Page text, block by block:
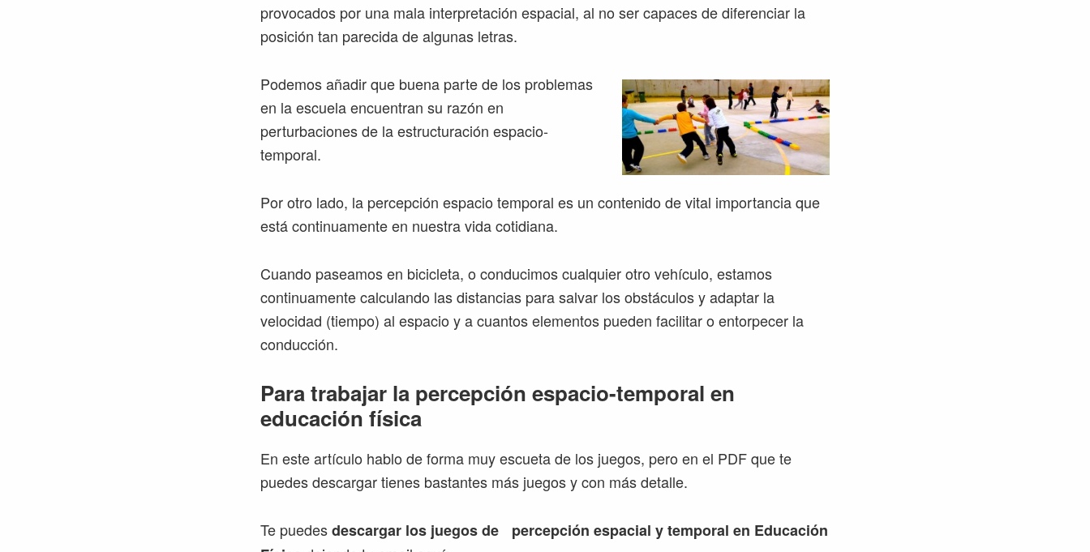
provocados por una mala interpretación espacial, al no ser capaces de diferenciar la
posición tan parecida de algunas letras.
Podemos añadir que buena parte de los problemas
en la escuela encuentran su razón en
perturbaciones de la estructuración espacio-
temporal.
Por otro lado, la percepción espacio temporal es un contenido de vital importancia que
está continuamente en nuestra vida cotidiana.
Cuando paseamos en bicicleta, o conducimos cualquier otro vehículo, estamos
continuamente calculando las distancias para salvar los obstáculos y adaptar la
velocidad (tiempo) al espacio y a cuantos elementos pueden facilitar o entorpecer la
conducción.
Para trabajar la percepción espacio-temporal en
educación física
En este artículo hablo de forma muy escueta de los juegos, pero en el PDF que te
puedes descargar tienes bastantes más juegos y con más detalle.
Te puedesdescargar los juegos de percepción espacial y temporal en Educación